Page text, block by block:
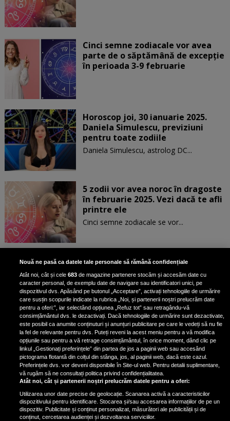
Cinci semne zodiacale vor avea
parte de o săptămână de excepție
în perioada 3-9 februarie
Horoscop joi, 30 ianuarie 2025.
Daniela Simulescu, previziuni
pentru toate zodiile
Daniela Simulescu, astrolog DC...
5 zodii vor avea noroc în dragoste
în februarie 2025. Vezi dacă te afli
printre ele
Cinci semne zodiacale se vor...
Patru zodii primesc un mesaj
special de la Univers pe 30
ianuarie. Vezi dacă te afli printre
ele
3 zodii ale căror dorințe devin
realitate pe 29 ianuarie 2025. Vezi
dacă te afli printre cei norocoși
Nouă ne pasă ca datele tale personale să rămână confidențiale
Atât noi, cât și cele683 de magazine partenere stocăm și accesăm date cu
caracter personal, de exemplu date de navigare sau identificatori unici, pe
dispozitivul dvs. Apăsând pe butonul „Acceptare”, activați tehnologiile de urmărire
care susțin scopurile indicate la rubrica „Noi, și partenerii noștri prelucrăm date
pentru a oferi:”, iar selectând opțiunea „Refuz tot” sau retragându-vă
consimțământul dvs. le dezactivați. Dacă tehnologiile de urmărire sunt dezactivate,
este posibil ca anumite conținuturi și anunțuri publicitare pe care le vedeți să nu fie
la fel de relevante pentru dvs. Puteți reveni la acest meniu pentru a vă modifica
opțiunile sau pentru a vă retrage consimțământul, în orice moment, dând clic pe
linkul „Gestionați preferințele” din partea de jos a paginii web sau accesând
pictograma flotantă din colțul din stânga, jos, al paginii web, dacă este cazul.
Preferințele dvs. vor deveni disponibile în Site-ul web. Pentru detalii suplimentare,
vă rugăm să ne consultați politica privind confidențialitatea.
Atât noi, cât și partenerii noștri prelucrăm datele pentru a oferi:
Utilizarea unor date precise de geolocație. Scanarea activă a caracteristicilor
dispozitivului pentru identificare. Stocarea și/sau accesarea informațiilor de pe un
dispozitiv. Publicitate și conținut personalizat, măsurători ale publicității și de
conținut, cercetarea audienței și dezvoltarea serviciilor.